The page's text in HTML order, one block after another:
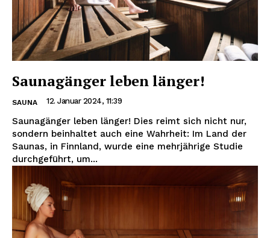
Saunagänger leben länger!
SAUNA 12. Januar 2024, 11:39
Saunagänger leben länger! Dies reimt sich nicht nur,
sondern beinhaltet auch eine Wahrheit: Im Land der
Saunas, in Finnland, wurde eine mehrjährige Studie
durchgeführt, um...